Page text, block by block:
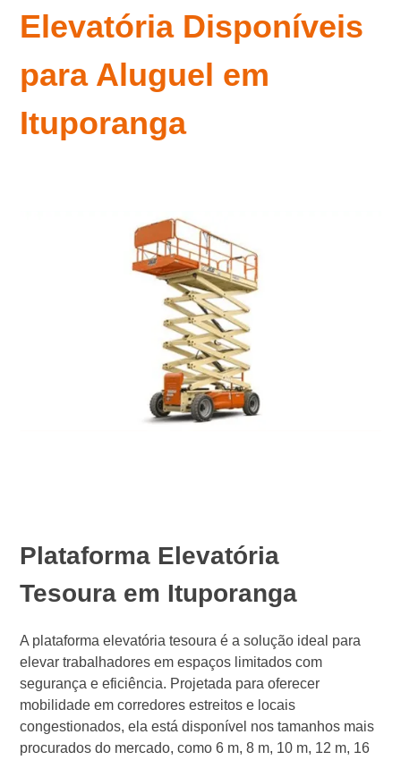
Elevatória Disponíveis
para Aluguel em
Ituporanga
Plataforma Elevatória
Tesoura em Ituporanga
A plataforma elevatória tesoura é a solução ideal para
elevar trabalhadores em espaços limitados com
segurança e eficiência. Projetada para oferecer
mobilidade em corredores estreitos e locais
congestionados, ela está disponível nos tamanhos mais
procurados do mercado, como 6 m, 8 m, 10 m, 12 m, 16